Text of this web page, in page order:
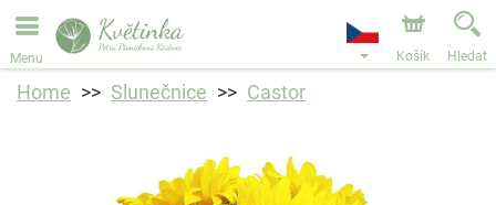
Objednávky přes e-shop přijímáme. Nejbližší možné
doručení je od 11.8.2026 z důvodu dovolené.
Menu Košík Hledat
Home Slunečnice Castor